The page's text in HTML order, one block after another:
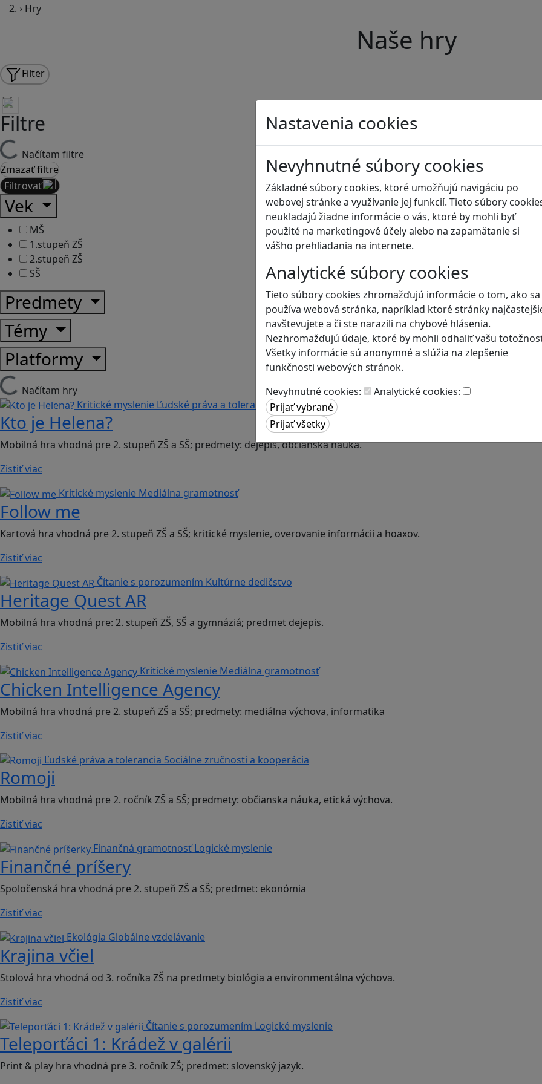
Nastavenia cookies
Nevyhnutné súbory cookies
Základné súbory cookies, ktoré umožňujú navigáciu po
webovej stránke a využívanie jej funkcií. Tieto súbory
neukladajú žiadne informácie o vás, ktoré by mohli byť
použité na marketingové účely alebo na zapamätanie si
vášho prehliadania na internete.
Analytické súbory cookies
Tieto súbory cookies zhromažďujú informácie o tom, ako sa
používa webová stránka, napríklad ktoré stránky
navštevujete a či ste narazili na chybové hlásenia.
Nezhromažďujú údaje, ktoré by mohli odhaliť vašu
Všetky informácie sú anonymné a slúžia na zlepšenie
funkčnosti webových stránok.
Nevyhnutné cookies:
Analytické cookies:
› Hry
Naše hry
Filter
Filtre
Načítam filtre
Zmazať filtre
Filtrovať
Vek
MŠ
1.stupeň ZŠ
2.stupeň ZŠ
SŠ
Predmety
Témy
Platformy
Načítam hry
Kritické myslenie Ľudské práva a tolerancia
Kto je Helena?
Mobilná hra vhodná pre 2. stupeň ZŠ a SŠ; predmety: dejepis, občianska náuka.
Zistiť viac
Kritické myslenie Mediálna gramotnosť
Follow me
Kartová hra vhodná pre 2. stupeň ZŠ a SŠ; kritické myslenie, overovanie informácii a hoaxov.
Zistiť viac
Čítanie s porozumením Kultúrne dedičstvo
Heritage Quest AR
Mobilná hra vhodná pre: 2. stupeň ZŠ, SŠ a gymnáziá; predmet dejepis.
Zistiť viac
Kritické myslenie Mediálna gramotnosť
Chicken Intelligence Agency
Mobilná hra vhodná pre 2. stupeň ZŠ a SŠ; predmety: mediálna výchova, informatika
Zistiť viac
Ľudské práva a tolerancia Sociálne zručnosti a kooperácia
Romoji
Mobilná hra vhodná pre 2. ročník ZŠ a SŠ; predmety: občianska náuka, etická výchova.
Zistiť viac
Finančná gramotnosťLogické myslenie
Finančné príšery
Spoločenská hra vhodná pre 2. stupeň ZŠ a SŠ; predmet: ekonómia
Zistiť viac
Ekológia Globálne vzdelávanie
Krajina včiel
Stolová hra vhodná od 3. ročníka ZŠ na predmety biológia a environmentálna výchova.
Zistiť viac
Čítanie s porozumením Logické myslenie
Teleporťáci 1: Krádež v galérii
Print & play hra vhodná pre 3. ročník ZŠ; predmet: slovenský jazyk.